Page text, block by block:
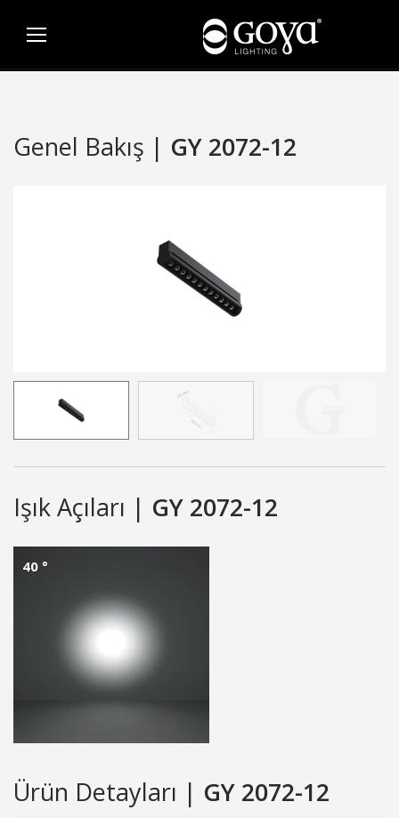
Genel Bakış | GY 2072-12
Işık Açıları | GY 2072-12
40 °
Ürün Detayları | GY 2072-12